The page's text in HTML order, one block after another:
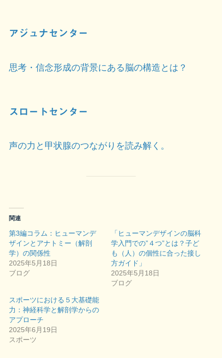
アジュナセンター
思考・信念形成の背景にある脳の構造とは？
スロートセンター
声の力と甲状腺のつながりを読み解く。
関連
第3編コラム：ヒューマンデ
ザインとアナトミー（解剖
学）の関係性
2025年5月18日
ブログ
「ヒューマンデザインの脳科
学入門での”４つ”とは？子ど
も（人）の個性に合った接し
方ガイド」
2025年5月18日
ブログ
スポーツにおける５大基礎能
力：神経科学と解剖学からの
アプローチ
2025年6月19日
スポーツ